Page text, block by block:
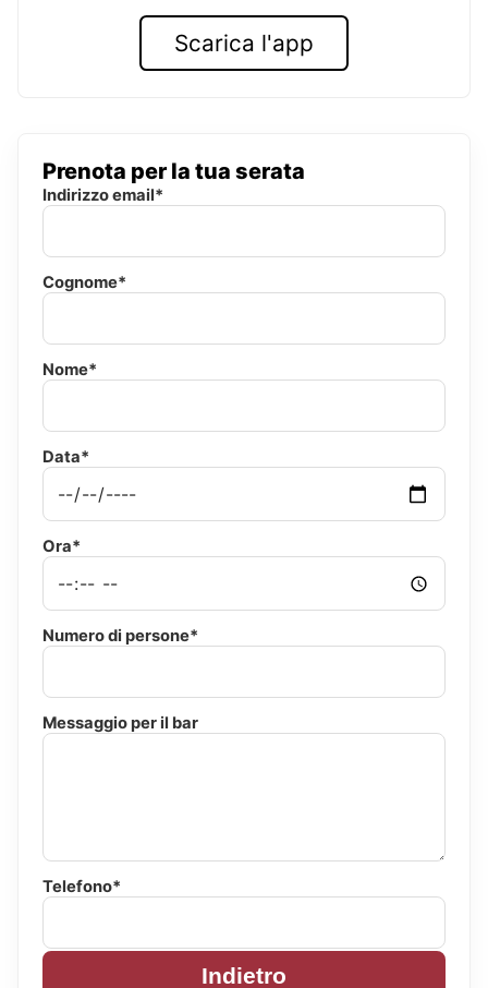
Scarica l'app
Prenota per la tua serata
Indirizzo email*
Cognome*
Nome*
Data*
Ora*
Numero di persone*
Messaggio per il bar
Telefono*
Indietro